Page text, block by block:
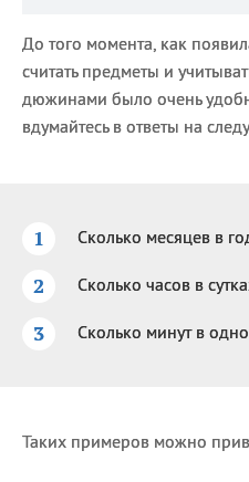
До того момента, как
считать предметы и
дюжинами было очень
вдумайтесь в ответы на
Сколько месяцев в
Сколько часов в
Сколько минут в
Таких примеров можно